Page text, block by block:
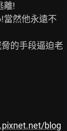
離!
當然他永遠不
的手段逼迫老
blog